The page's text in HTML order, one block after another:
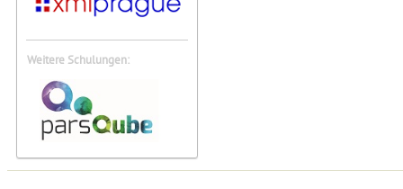
Weitere Schulungen: